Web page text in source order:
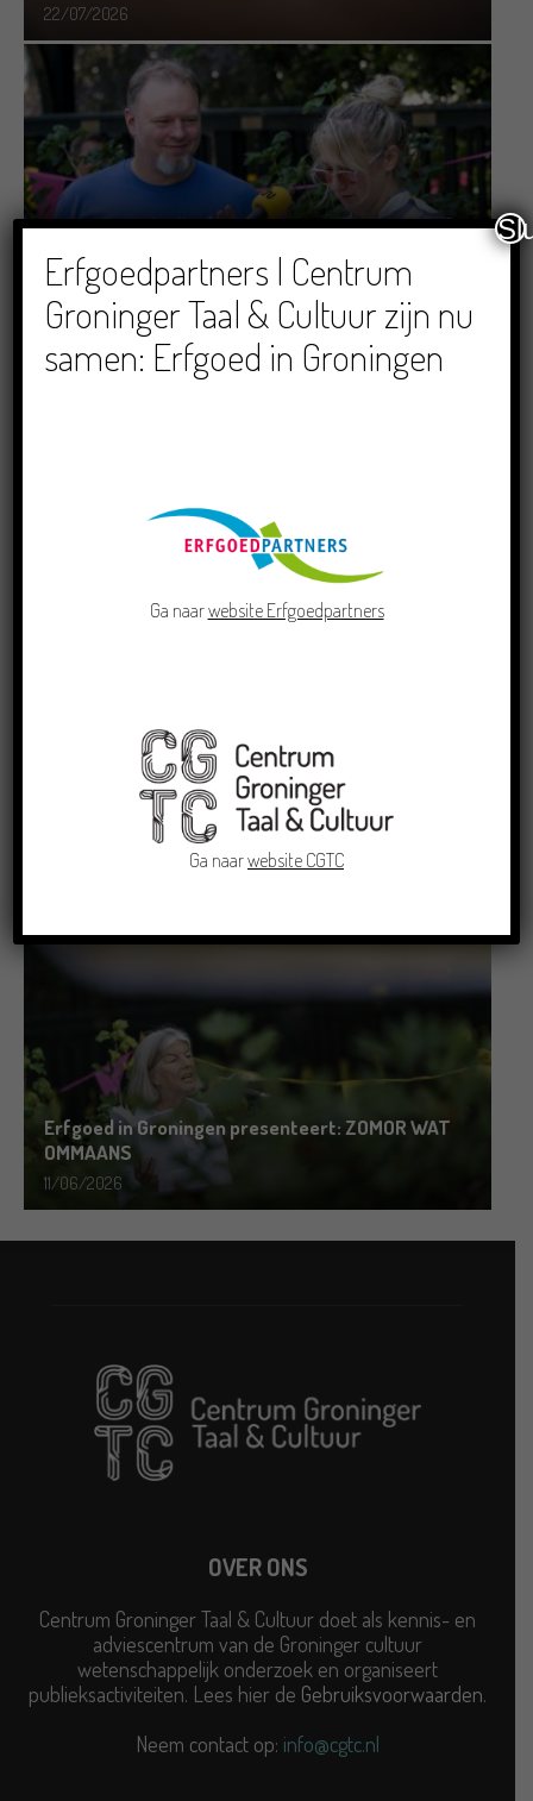
22/07/2026
Ommaans
29/06/2026
Crowdfunding voor bijzonder kinderboek met
Groningse liedjes en verhalen
Grensoverschrijdende uitwisseling in Oldenburg
rond het Gronings en Platduits
Erfgoed in Groningen presenteert: ZOMOR WAT
OMMAANS
11/06/2026
OVER ONS
Centrum Groninger Taal & Cultuur doet als kennis- en
adviescentrum van de Groninger cultuur
wetenschappelijk onderzoek en organiseert
publieksactiviteiten. Lees hier de Gebruiksvoorwaarden.
Neem contact op: info@cgtc.nl
Erfgoedpartners | Centrum
Groninger Taal & Cultuur zijn nu
samen: Erfgoed in Groningen
Ga naarwebsite Erfgoedpartners
Ga naarwebsite CGTC